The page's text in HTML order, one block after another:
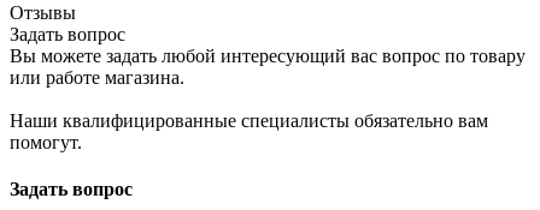
Отзывы
Задать вопрос
Вы можете задать любой интересующий вас вопрос по товару
или работе магазина.
Наши квалифицированные специалисты обязательно вам
помогут.
Задать вопрос